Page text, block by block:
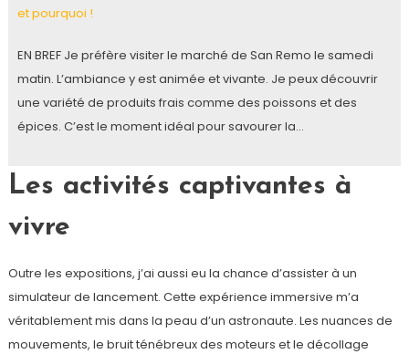
et pourquoi !
EN BREF Je préfère visiter le marché de San Remo le samedi
matin. L’ambiance y est animée et vivante. Je peux découvrir
une variété de produits frais comme des poissons et des
épices. C’est le moment idéal pour savourer la…
Les activités captivantes à
vivre
Outre les expositions, j’ai aussi eu la chance d’assister à un
simulateur de lancement. Cette expérience immersive m’a
véritablement mis dans la peau d’un astronaute. Les nuances de
mouvements, le bruit ténébreux des moteurs et le décollage